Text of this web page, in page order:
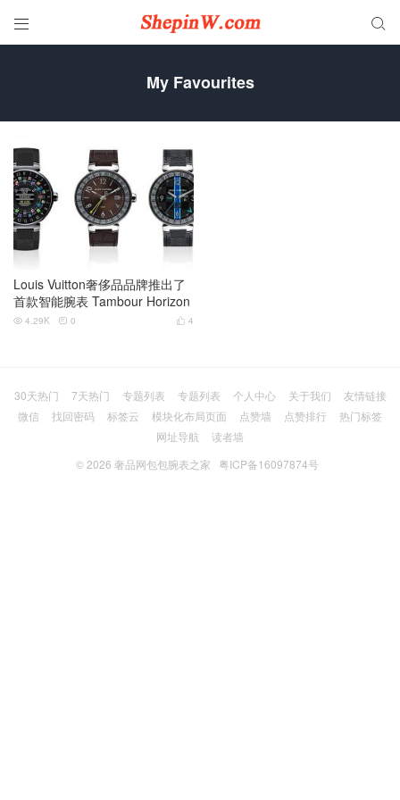
 
My Favourites
Louis Vuitton奢侈品品牌推出了
首款智能腕表 Tambour Horizon
 4
 4.29K  0
30天热门 7天热门 专题列表 专题列表 个人中心 关于我们
友情链接
微信
找回密码 标签云 模块化布局页面 点赞墙 点赞排行
热门标签
网址导航
读者墙
© 2026 奢品网包包腕表之家 粤ICP备16097874号